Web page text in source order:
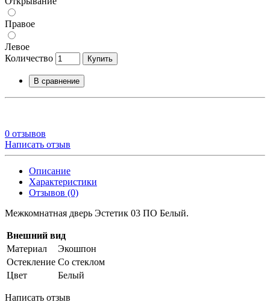
Правое
Левое
Количество
Купить
В сравнение
0 отзывов
Написать отзыв
Описание
Характеристики
Отзывов (0)
Межкомнатная дверь Эстетик 03 ПО Белый.
Внешний вид
Материал
Экошпон
Остекление Со стеклом
Цвет
Белый
Написать отзыв